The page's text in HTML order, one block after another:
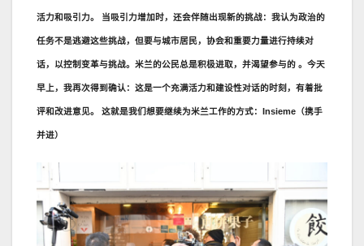
活力和吸引力。 当吸引力增加时，还会伴随出现新的挑战：我认为政治的
任务不是逃避这些挑战，但要与城市居民，协会和重要力量进行持续对
话，以控制变革与挑战。米兰的公民总是积极进取，并渴望参与的 。今天
早上，我再次得到确认：这是一个充满活力和建设性对话的时刻，有着批
评和改进意见。 这就是我们想要继续为米兰工作的方式：Insieme（携手
并进）